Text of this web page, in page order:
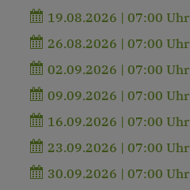
19.08.2026 | 07:00 Uhr
26.08.2026 | 07:00 Uhr
02.09.2026 | 07:00 Uhr
09.09.2026 | 07:00 Uhr
16.09.2026 | 07:00 Uhr
23.09.2026 | 07:00 Uhr
30.09.2026 | 07:00 Uhr